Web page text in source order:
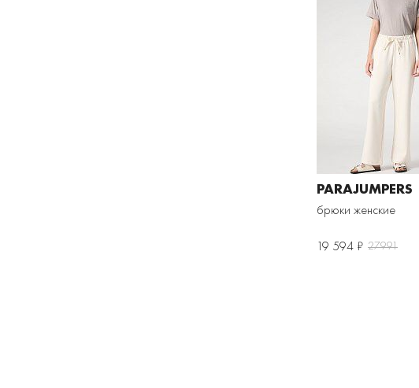
PARAJUMPERS
брюки женские
19 594 ₽ 27991